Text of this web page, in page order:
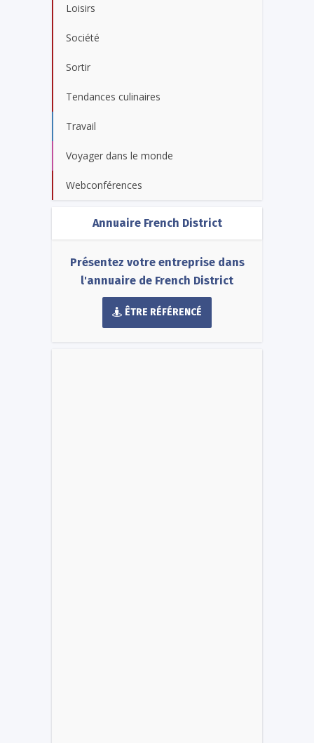
Loisirs
Société
Sortir
Tendances culinaires
Travail
Voyager dans le monde
Webconférences
Annuaire French District
Présentez votre entreprise dans
l'annuaire de French District
ÊTRE RÉFÉRENCÉ